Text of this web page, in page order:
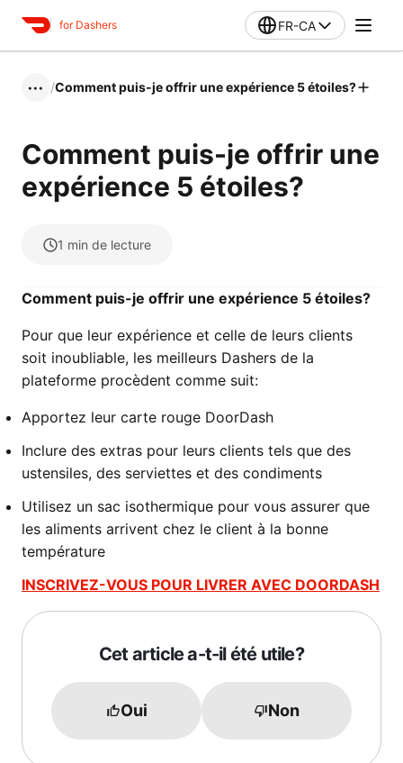
for Dashers FR-CA
••• /Comment puis-je offrir une expérience 5 étoiles?
Comment puis-je offrir une
expérience 5 étoiles?
1 min de lecture
Comment puis-je offrir une expérience 5 étoiles?
Pour que leur expérience et celle de leurs clients
soit inoubliable, les meilleurs Dashers de la
plateforme procèdent comme suit:
Apportez leur carte rouge DoorDash
Inclure des extras pour leurs clients tels que des
ustensiles, des serviettes et des condiments
Utilisez un sac isothermique pour vous assurer que
les aliments arrivent chez le client à la bonne
température
INSCRIVEZ-VOUS POUR LIVRER AVEC DOORDASH
Cet article a-t-il été utile?
Oui Non